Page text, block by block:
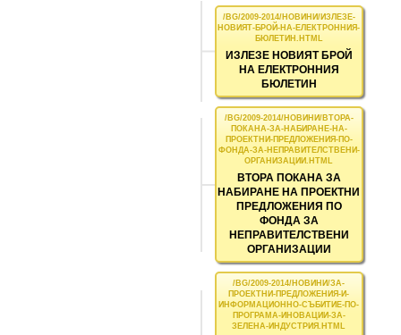
ИЗЛЕЗЕ НОВИЯТ БРОЙ
НА ЕЛЕКТРОННИЯ
БЮЛЕТИН
ВТОРА ПОКАНА ЗА
НАБИРАНЕ НА ПРОЕКТНИ
ПРЕДЛОЖЕНИЯ ПО
ФОНДА ЗА
НЕПРАВИТЕЛСТВЕНИ
ОРГАНИЗАЦИИ